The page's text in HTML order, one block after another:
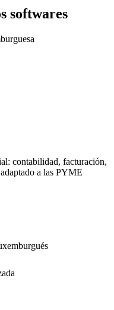
softwares
contabilidad, facturación,
a las PYME